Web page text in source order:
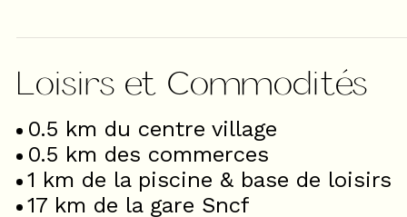
Loisirs et Commodités
0.5 km du centre village
0.5 km des commerces
1 km de la piscine & base de loisirs
17 km de la gare Sncf